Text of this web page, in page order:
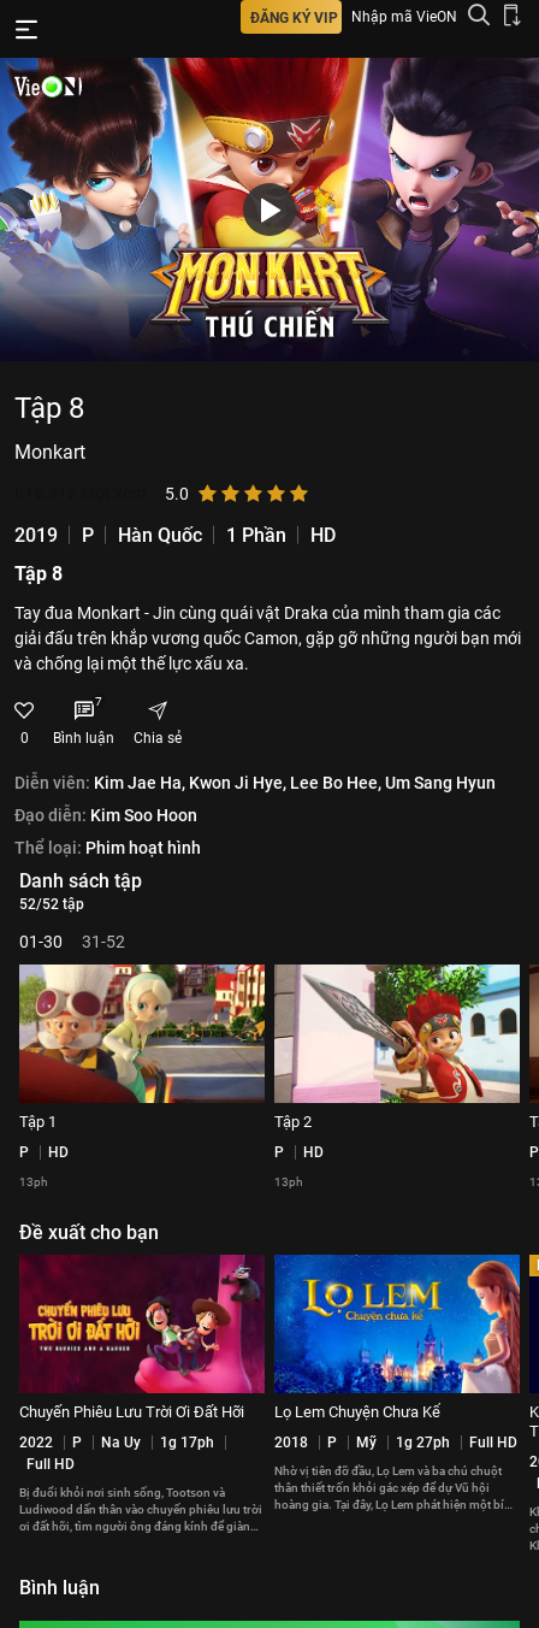
ĐĂNG KÝ VIP Nhập mã VieON
Tập 8
Monkart
5.0
2019 P Hàn Quốc 1 Phần
HD
Tập 8
Tay đua Monkart - Jin cùng quái vật Draka của mình tham gia các
giải đấu trên khắp vương quốc Camon, gặp gỡ những người bạn mới
và chống lại một thế lực xấu xa.
0
7
Bình luận Chia sẻ
Diễn viên: Kim Jae Ha, Kwon Ji Hye, Lee Bo Hee,Um Sang Hyun
Đạo diễn: Kim Soo Hoon
Thể loại: Phim hoạt hình
Danh sách tập
52/52 tập
01-30 31-52
Tập 1
P HD
13ph
Tập 2
P HD
13ph
P
Đề xuất cho bạn
Chuyến Phiêu Lưu Trời Ơi Đất Hỡi
2022 P Na Uy
1g 17ph
Full HD
Bị đuổi khỏi nơi sinh sống, Tootson và
Ludiwood dấn thân vào chuyến phiêu lưu trời
ơi đất hỡi, tìm người ông đáng kính để giành
Lọ Lem Chuyện Chưa Kể
2018 P Mỹ 1g 27ph Full HD
Nhờ vị tiên đỡ đầu, Lọ Lem và ba chú chuột
thân thiết trốn khỏi gác xép để dự Vũ hội
hoàng gia. Tại đây, Lọ Lem phát hiện một bí
Bình luận